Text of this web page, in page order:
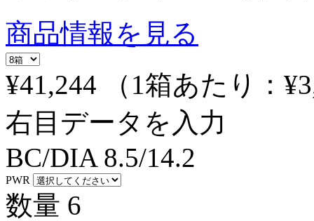
商品情報を見る
¥41,244
（1箱あたり：
右目データを入力
BC/DIA 8.5/14.2
PWR
数量 6